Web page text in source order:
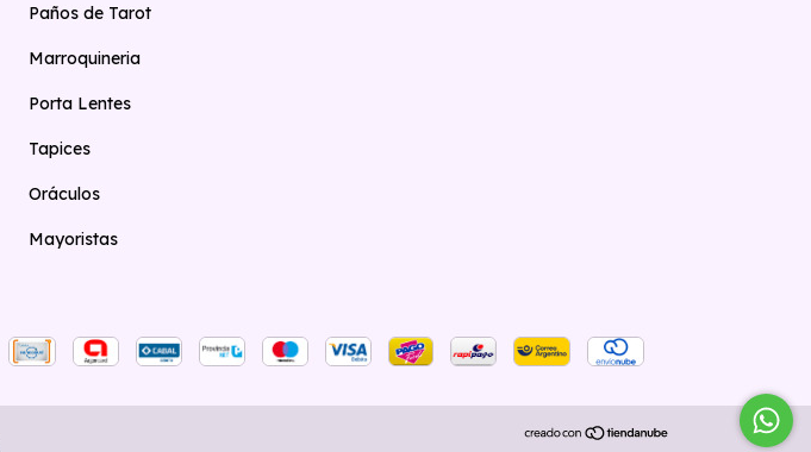
Paños de Tarot
Marroquineria
Porta Lentes
Tapices
Oráculos
Mayoristas